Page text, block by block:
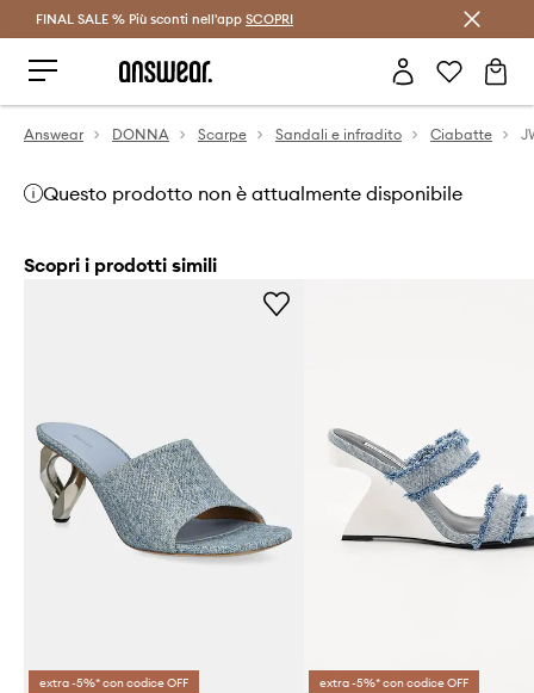
Risparmia con Answear Club >
FINAL SALE % Più sconti nell'app SCOPRI
Answear DONNA Scarpe Sandali e infradito Ciabatte
Questo prodotto non è attualmente disponibile
Scopri i prodotti simili
extra -5%* con codice OFF extra -5%* con codice OFF